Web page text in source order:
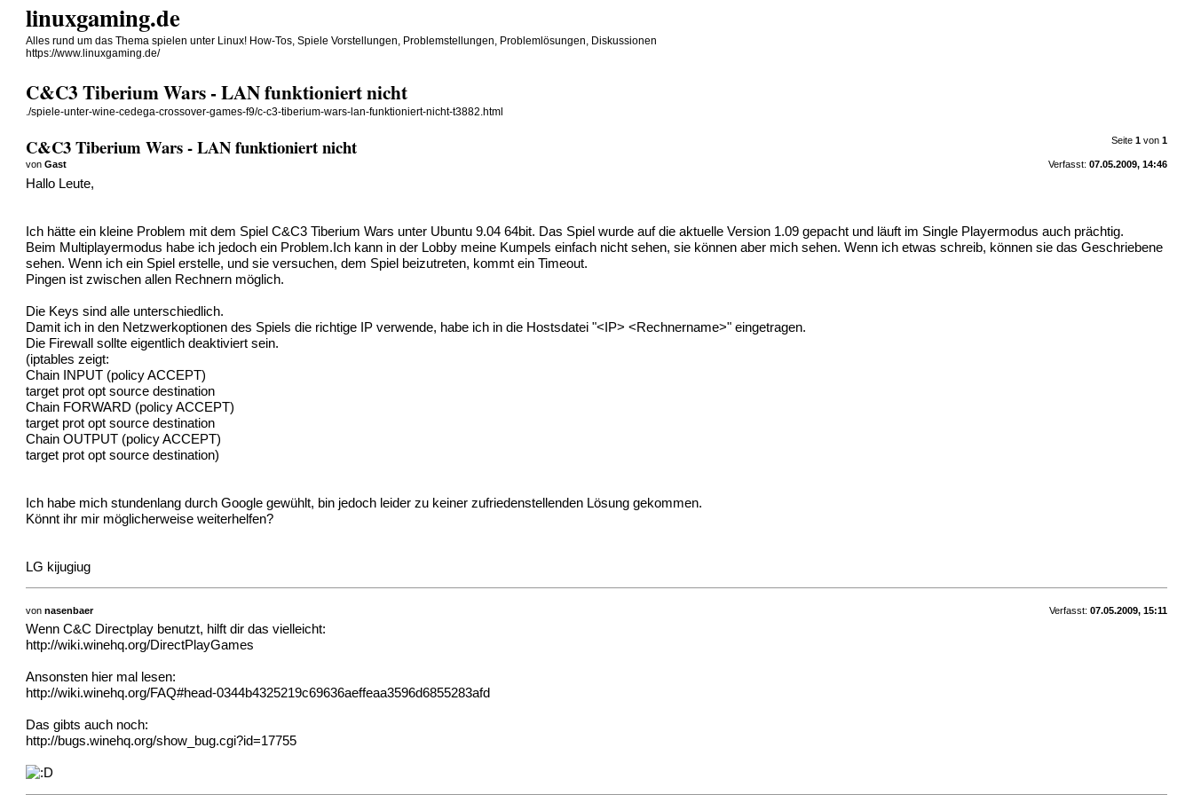
linuxgaming.de
Alles rund um das Thema spielen unter Linux! How-Tos, Spiele Vorstellungen, Problemstellungen, Problemlösungen, Diskussionen
https://www.linuxgaming.de/
C&C3 Tiberium Wars - LAN funktioniert nicht
./spiele-unter-wine-cedega-crossover-games-f9/c-c3-tiberium-wars-lan-funktioniert-nicht-t3882.html
Seite 1von 1
C&C3 Tiberium Wars - LAN funktioniert nicht
Verfasst: 07.05.2009, 14:46
vonGast
Hallo Leute,
Ich hätte ein kleine Problem mit dem Spiel C&C3 Tiberium Wars unter Ubuntu 9.04 64bit. Das Spiel wurde auf die aktuelle Version 1.09 gepacht und läuft im Single Playermodus auch prächtig.
Beim Multiplayermodus habe ich jedoch ein Problem.Ich kann in der Lobby meine Kumpels einfach nicht sehen, sie können aber mich sehen. Wenn ich etwas schreib, können sie das Geschriebene
sehen. Wenn ich ein Spiel erstelle, und sie versuchen, dem Spiel beizutreten, kommt ein Timeout.
Pingen ist zwischen allen Rechnern möglich.
Die Keys sind alle unterschiedlich.
Damit ich in den Netzwerkoptionen des Spiels die richtige IP verwende, habe ich in die Hostsdatei "<IP> <Rechnername>" eingetragen.
Die Firewall sollte eigentlich deaktiviert sein.
(iptables zeigt:
Chain INPUT (policy ACCEPT)
target prot opt source destination
Chain FORWARD (policy ACCEPT)
target prot opt source destination
Chain OUTPUT (policy ACCEPT)
target prot opt source destination)
Ich habe mich stundenlang durch Google gewühlt, bin jedoch leider zu keiner zufriedenstellenden Lösung gekommen.
Könnt ihr mir möglicherweise weiterhelfen?
LG kijugiug
Verfasst: 07.05.2009, 15:11
vonnasenbaer
Wenn C&C Directplay benutzt, hilft dir das vielleicht:
http://wiki.winehq.org/DirectPlayGames
Ansonsten hier mal lesen:
http://wiki.winehq.org/FAQ#head-0344b4325219c69636aeffeaa3596d6855283afd
Das gibts auch noch:
http://bugs.winehq.org/show_bug.cgi?id=17755